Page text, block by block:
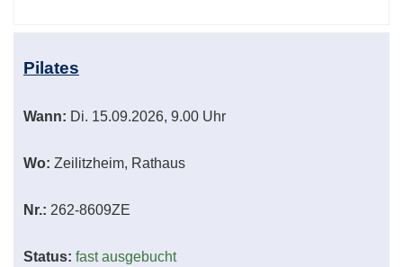
Pilates
Wann: Di. 15.09.2026, 9.00 Uhr
Wo: Zeilitzheim, Rathaus
Nr.: 262-8609ZE
Status: fast ausgebucht